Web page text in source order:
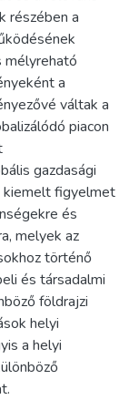
részében a
mélyreható
a
váltak a
piacon
gazdasági
kiemelt figyelmet
és
melyek az
történő
és társadalmi
földrajzi
helyi
a helyi